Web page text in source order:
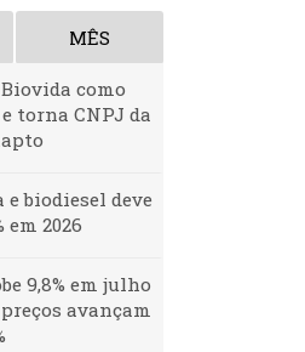
MÊS
como
torna CNPJ da
e biodiesel deve
em 2026
9,8% em julho
avançam